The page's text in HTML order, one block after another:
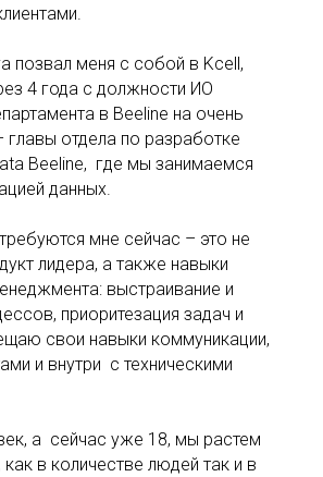
позвал меня с собой в Kcell,
4 года с должности ИО
в Beeline на очень
отдела по разработке
Beeline, где мы занимаемся
данных.
мне сейчас – это не
лидера, а также навыки
выстраивание и
приоритезация задач и
свои навыки коммуникации,
и внутри с техническими
а сейчас уже 18, мы растем
в количестве людей так и в